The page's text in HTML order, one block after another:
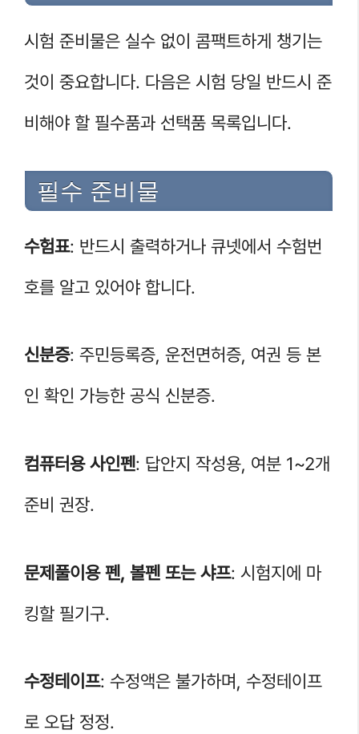
시험 준비물은 실수 없이 콤팩트하게 챙기는
것이 중요합니다. 다음은 시험 당일 반드시 준
비해야 할 필수품과 선택품 목록입니다.
필수 준비물
수험표: 반드시 출력하거나 큐넷에서 수험번
호를 알고 있어야 합니다.
신분증: 주민등록증, 운전면허증, 여권 등 본
인 확인 가능한 공식 신분증.
컴퓨터용 사인펜: 답안지 작성용, 여분 1~2개
준비 권장.
문제풀이용 펜, 볼펜 또는 샤프: 시험지에 마
킹할 필기구.
수정테이프: 수정액은 불가하며, 수정테이프
로 오답 정정.